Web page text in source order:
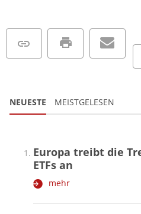
NEUESTE MEISTGELESEN
Europa treibt die
ETFs an
mehr